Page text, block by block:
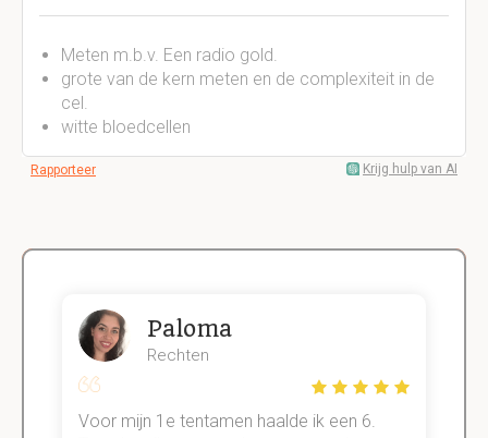
Meten m.b.v. Een radio gold.
grote van de kern meten en de complexiteit in de
cel.
witte bloedcellen
Rapporteer Krijg hulp van AI
Paloma
Rechten
Voor mijn 1e tentamen haalde ik een 6.